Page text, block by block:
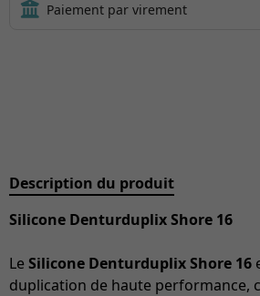
Description du produit
Silicone Denturduplix Shore 16
Le Silicone Denturduplix Shore 16
duplication de haute performance,